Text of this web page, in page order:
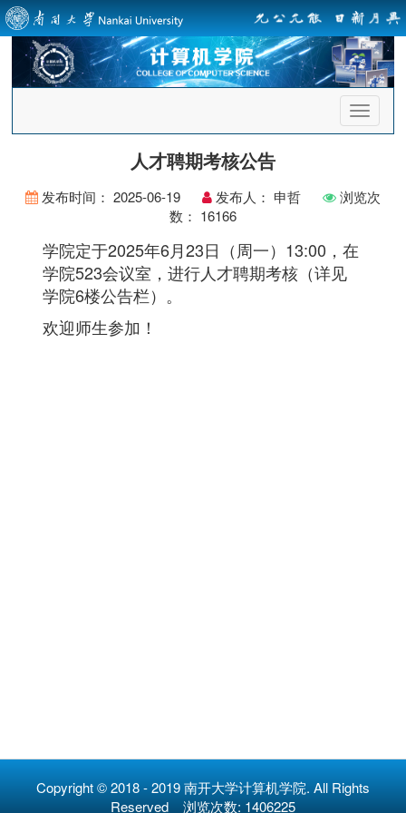
首
页
人才聘期考核公告
发布时间： 2025-06-19 发布人： 申哲
浏览次
数： 16166
学院定于2025年6月23日（周一）13:00，在
学院523会议室，进行人才聘期考核（详见
学院6楼公告栏）。
欢迎师生参加！
Copyright © 2018 - 2019 南开大学计算机学院. All Rights
Reserved 浏览次数: 1406225